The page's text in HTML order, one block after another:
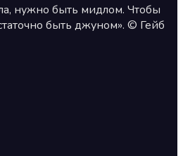
нужно быть мидлом. Чтобы
быть джуном». © Гейб